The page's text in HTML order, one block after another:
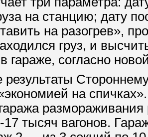
на станцию; дату
на разогрев»,
груз, и
гараже, согласно
результаты
на
17 тысяч вагонов.